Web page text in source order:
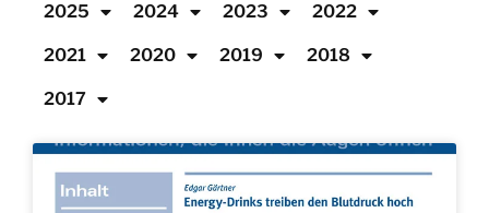
2025 2024 2023 2022
2021 2020 2019 2018
2017